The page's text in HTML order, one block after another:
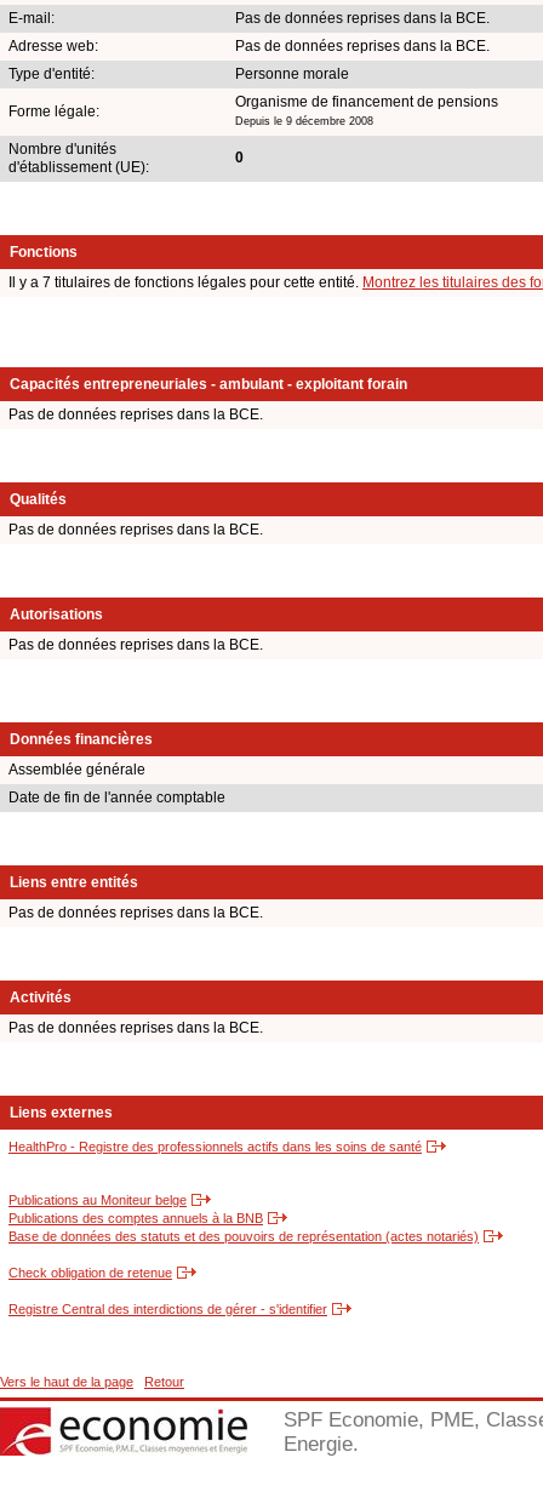
E-mail:
Pas de données reprises dans la BCE.
Adresse web:
Pas de données reprises dans la BCE.
Type d'entité:
Personne morale
Forme légale:
Organisme de financement de pensions
Depuis le 9 décembre 2008
Nombre d'unités
d'établissement (UE):
0
Fonctions
Il y a 7 titulaires de fonctions légales pour cette entité. Montrez les titulaires des
Capacités entrepreneuriales - ambulant - exploitant forain
Pas de données reprises dans la BCE.
Qualités
Pas de données reprises dans la BCE.
Autorisations
Pas de données reprises dans la BCE.
Données financières
Assemblée générale
Date de fin de l'année comptable
Liens entre entités
Pas de données reprises dans la BCE.
Activités
Pas de données reprises dans la BCE.
Liens externes
HealthPro - Registre des professionnels actifs dans les soins de santé
Publications au Moniteur belge
Publications des comptes annuels à la BNB
Base de données des statuts et des pouvoirs de représentation (actes notariés)
Check obligation de retenue
Registre Central des interdictions de gérer - s'identifier
Vers le haut de la page Retour
SPF Economie, PME,
Energie.